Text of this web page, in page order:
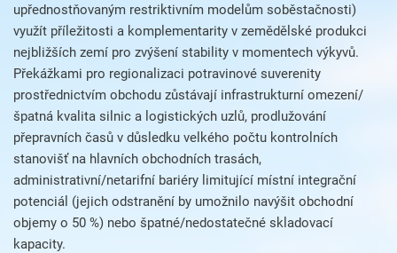
upřednostňovaným restriktivním modelům soběstačnosti)
využít příležitosti a komplementarity v zemědělské produkci
nejbližších zemí pro zvýšení stability v momentech výkyvů.
Překážkami pro regionalizaci potravinové suverenity
prostřednictvím obchodu zůstávají infrastrukturní omezení/
špatná kvalita silnic a logistických uzlů, prodlužování
přepravních časů v důsledku velkého počtu kontrolních
stanovišť na hlavních obchodních trasách,
administrativní/netarifní bariéry limitující místní integrační
potenciál (jejich odstranění by umožnilo navýšit obchodní
objemy o 50 %) nebo špatné/nedostatečné skladovací
kapacity.